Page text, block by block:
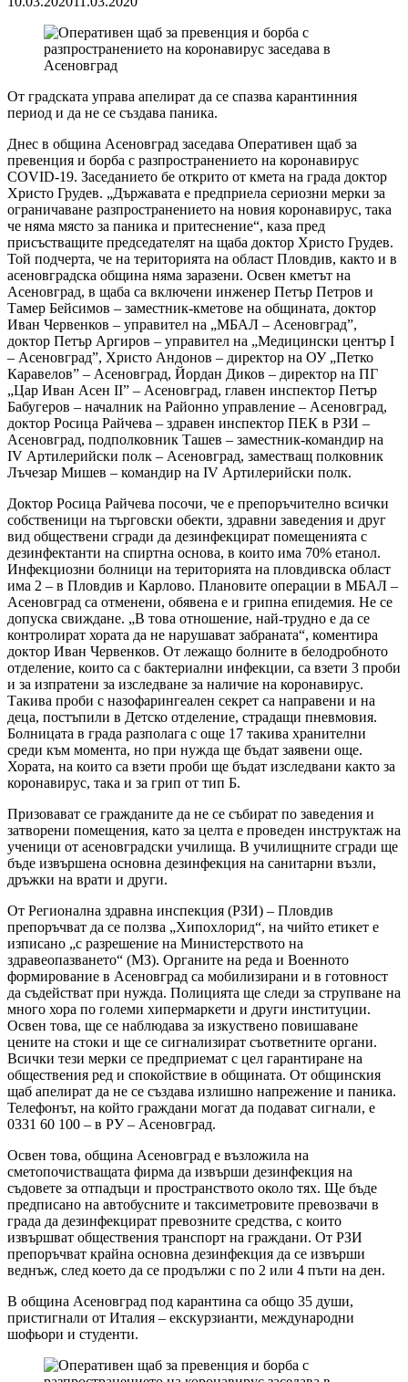
От градската управа апелират да се спазва карантинния
период и да не се създава паника.
Днес в община Асеновград заседава Оперативен щаб за
превенция и борба с разпространението на коронавирус
COVID-19. Заседанието бе открито от кмета на града доктор
Христо Грудев. „Държавата е предприела сериозни мерки за
ограничаване разпространението на новия коронавирус, така
че няма място за паника и притеснение“, каза пред
присъстващите председателят на щаба доктор Христо Грудев.
Той подчерта, че на територията на област Пловдив, както и в
асеновградска община няма заразени. Освен кметът на
Асеновград, в щаба са включени инженер Петър Петров и
Тамер Бейсимов – заместник-кметове на общината, доктор
Иван Червенков – управител на „МБАЛ – Асеновград”,
доктор Петър Аргиров – управител на „Медицински център І
– Асеновград”, Христо Андонов – директор на ОУ „Петко
Каравелов” – Асеновград, Йордан Диков – директор на ПГ
„Цар Иван Асен ІІ” – Асеновград, главен инспектор Петър
Бабугеров – началник на Районно управление – Асеновград,
доктор Росица Райчева – здравен инспектор ПЕК в РЗИ –
Асеновград, подполковник Ташев – заместник-командир на
ІV Артилерийски полк – Асеновград, заместващ полковник
Лъчезар Мишев – командир на ІV Артилерийски полк.
Доктор Росица Райчева посочи, че е препоръчително всички
собственици на търговски обекти, здравни заведения и друг
вид обществени сгради да дезинфекцират помещенията с
дезинфектанти на спиртна основа, в които има 70% етанол.
Инфекциозни болници на територията на пловдивска област
има 2 – в Пловдив и Карлово. Плановите операции в МБАЛ –
Асеновград са отменени, обявена е и грипна епидемия. Не се
допуска свиждане. „В това отношение, най-трудно е да се
контролират хората да не нарушават забраната“, коментира
доктор Иван Червенков. От лежащо болните в белодробното
отделение, които са с бактериални инфекции, са взети 3 проби
и за изпратени за изследване за наличие на коронавирус.
Такива проби с назофарингеален секрет са направени и на
деца, постъпили в Детско отделение, страдащи пневмовия.
Болницата в града разполага с още 17 такива хранителни
среди към момента, но при нужда ще бъдат заявени още.
Хората, на които са взети проби ще бъдат изследвани както за
коронавирус, така и за грип от тип Б.
Призовават се гражданите да не се събират по заведения и
затворени помещения, като за целта е проведен инструктаж на
ученици от асеновградски училища. В училищните сгради ще
бъде извършена основна дезинфекция на санитарни възли,
дръжки на врати и други.
От Регионална здравна инспекция (РЗИ) – Пловдив
препоръчват да се ползва „Хипохлорид“, на чийто етикет е
изписано „с разрешение на Министерството на
здравеопазването“ (МЗ). Органите на реда и Военното
формирование в Асеновград са мобилизирани и в готовност
да съдействат при нужда. Полицията ще следи за струпване на
много хора по големи хипермаркети и други институции.
Освен това, ще се наблюдава за изкуствено повишаване
цените на стоки и ще се сигнализират съответните органи.
Всички тези мерки се предприемат с цел гарантиране на
обществения ред и спокойствие в общината. От общинския
щаб апелират да не се създава излишно напрежение и паника.
Телефонът, на който граждани могат да подават сигнали, е
0331 60 100 – в РУ – Асеновград.
Освен това, община Асеновград е възложила на
сметопочистващата фирма да извърши дезинфекция на
съдовете за отпадъци и пространството около тях. Ще бъде
предписано на автобусните и таксиметровите превозвачи в
града да дезинфекцират превозните средства, с които
извършват обществения транспорт на граждани. От РЗИ
препоръчват крайна основна дезинфекция да се извърши
веднъж, след което да се продължи с по 2 или 4 пъти на ден.
В община Асеновград под карантина са общо 35 души,
пристигнали от Италия – екскурзианти, международни
шофьори и студенти.